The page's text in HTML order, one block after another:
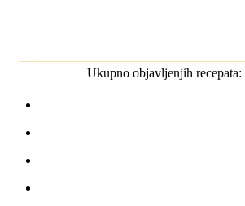
Ukupno objavljenjih recepata: